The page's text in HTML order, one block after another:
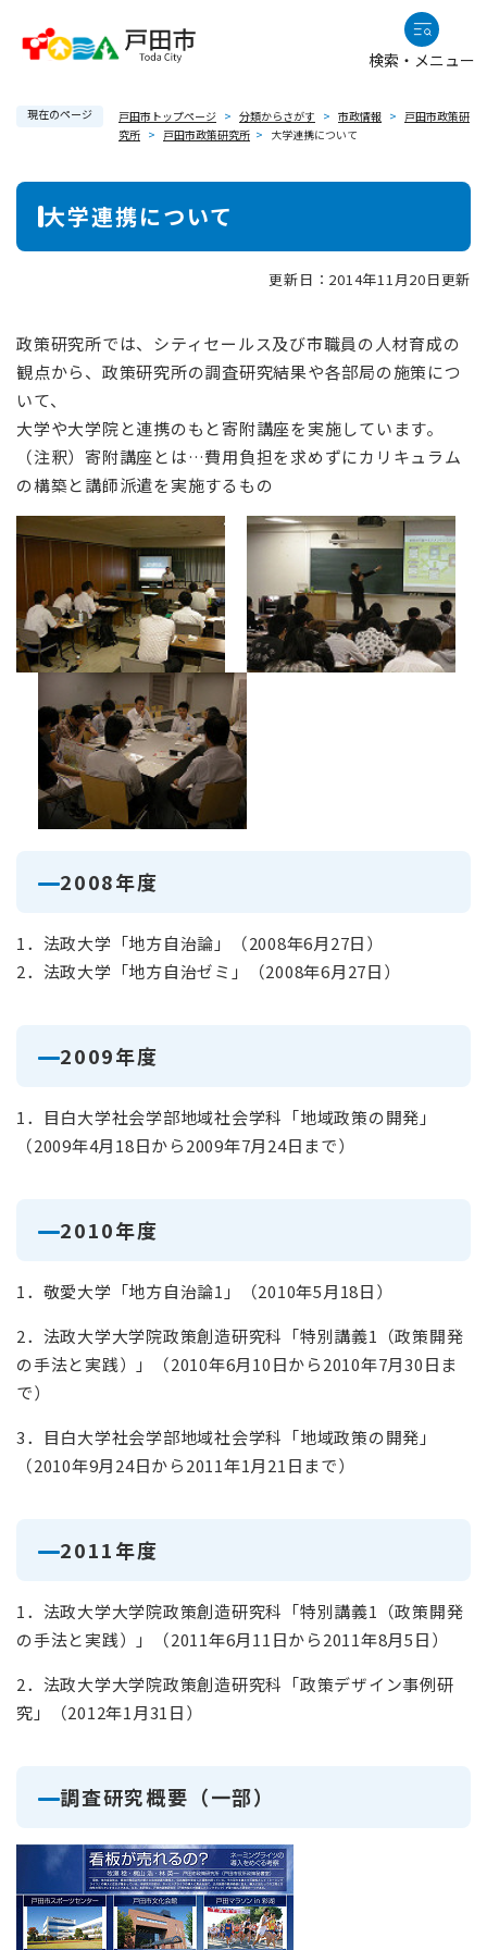
検索・メニュー
現在のページ 戸田市トップページ > 分類からさがす > 市政情報 > 戸田市政策研
究所 > 戸田市政策研究所 > 大学連携について
本
大学連携について
更新日：2014年11月20日更新
政策研究所では、シティセールス及び市職員の人材育成の
観点から、政策研究所の調査研究結果や各部局の施策につ
いて、
大学や大学院と連携のもと寄附講座を実施しています。
（注釈）寄附講座とは…費用負担を求めずにカリキュラム
の構築と講師派遣を実施するもの
2008年度
1．法政大学「地方自治論」（2008年6月27日）
2．法政大学「地方自治ゼミ」（2008年6月27日）
2009年度
1．目白大学社会学部地域社会学科「地域政策の開発」
（2009年4月18日から2009年7月24日まで）
2010年度
1．敬愛大学「地方自治論1」（2010年5月18日）
2．法政大学大学院政策創造研究科「特別講義1（政策開発
の手法と実践）」（2010年6月10日から2010年7月30日ま
で）
3．目白大学社会学部地域社会学科「地域政策の開発」
（2010年9月24日から2011年1月21日まで）
2011年度
1．法政大学大学院政策創造研究科「特別講義1（政策開発
の手法と実践）」（2011年6月11日から2011年8月5日）
2．法政大学大学院政策創造研究科「政策デザイン事例研
究」（2012年1月31日）
調査研究概要（一部）